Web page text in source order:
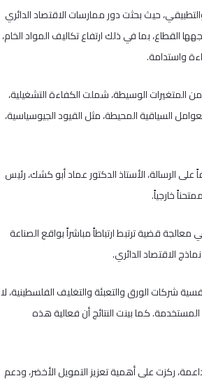
حيث بحثت دور ممارسات الاقتصاد الدائري
القطاع، بما في ذلك ارتفاع تكاليف المواد الخام،
واستدامة.
المتغيرات الوسيطة، شملت الكفاءة التشغيلية،
السياقية المحيطة، مثل القيود الجيوسياسية،
الرسالة، الأستاذ الدكتور عماد أبو كشك، رئيس
خارجياً.
قضية ترتبط ارتباطاً مباشراً بواقع الصناعة
الاقتصاد الدائري.
شركات الورق والتعبئة والتغليف الفلسطينية، لا
كما بينت النتائج أن فعالية هذه
ركزت على أهمية تعزيز التمويل الأخضر، ودعم